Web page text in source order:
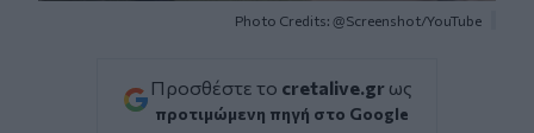
Photo Credits: @Screenshot/YouTube
Προσθέστε το cretalive.gr ως
προτιμώμενη πηγή στο Google